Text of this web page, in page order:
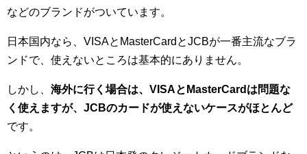
などのブランドがついています。
日本国内なら、VISAとMasterCardとJCBが一番主流なブラ
ンドで、使えないところは基本的にありません。
しかし、 海外に行く場合は、VISAとMasterCardは問題な
く使えますが、JCBのカードが使えないケースがほとんど
です。